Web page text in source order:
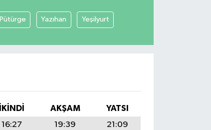
Pütürge Yazıhan Yeşilyurt
İKINDI AKŞAM
YATSI
16:27 19:39
21:09